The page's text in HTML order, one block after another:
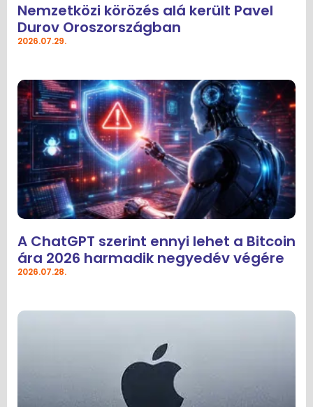
Nemzetközi körözés alá került Pavel
Durov Oroszországban
2026.07.29.
A ChatGPT szerint ennyi lehet a Bitcoin
ára 2026 harmadik negyedév végére
2026.07.28.